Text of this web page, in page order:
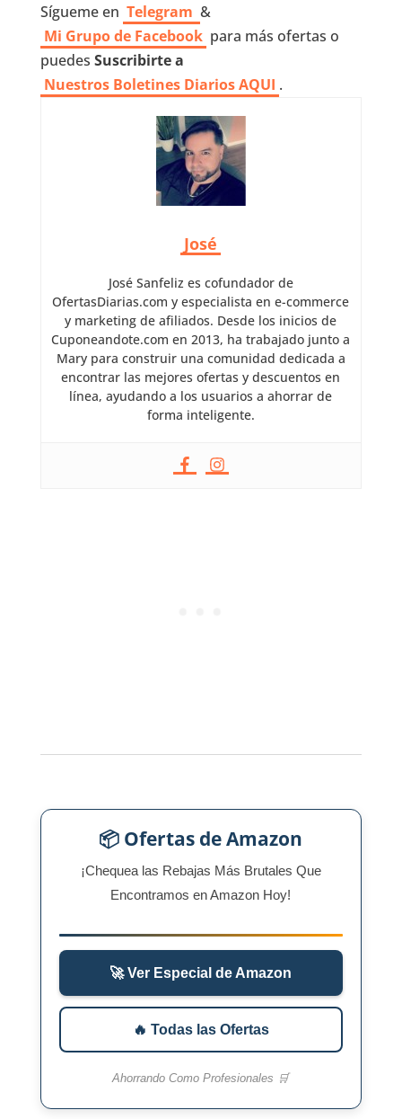
Sígueme en Telegram &
Mi Grupo de Facebook para más ofertas o
puedes Suscribirte a
Nuestros Boletines Diarios AQUI .
José
José Sanfeliz es cofundador de
OfertasDiarias.com y especialista en e-commerce
y marketing de afiliados. Desde los inicios de
Cuponeandote.com en 2013, ha trabajado junto a
Mary para construir una comunidad dedicada a
encontrar las mejores ofertas y descuentos en
línea, ayudando a los usuarios a ahorrar de
forma inteligente.
📦 Ofertas de Amazon
¡Chequea las Rebajas Más Brutales Que
Encontramos en Amazon Hoy!
🚀 Ver Especial de Amazon
🔥 Todas las Ofertas
Ahorrando Como Profesionales 🛒